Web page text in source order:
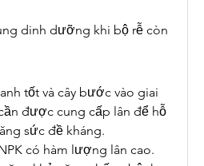
dinh dưỡng khi bộ rễ còn
tốt và cây bước vào giai
được cung cấp lân để hỗ
sức đề kháng.
có hàm lượng lân cao.